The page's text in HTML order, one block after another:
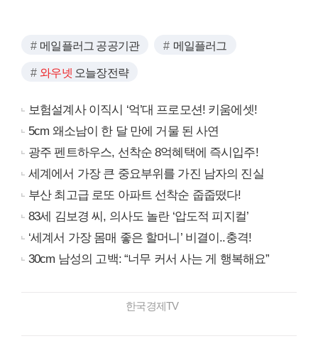
메일플러그 공공기관 메일플러그
와우넷 오늘장전략
보험설계사 이직시 ‘억’대 프로모션! 키움에셋!
5cm 왜소남이 한 달 만에 거물 된 사연
광주 펜트하우스, 선착순 8억혜택에 즉시입주!
세계에서 가장 큰 중요부위를 가진 남자의 진실
부산 최고급 로또 아파트 선착순 줍줍떴다!
83세 김보경 씨, 의사도 놀란 ‘압도적 피지컬’
‘세계서 가장 몸매 좋은 할머니’ 비결이..충격!
30cm 남성의 고백: “너무 커서 사는 게 행복해요”
한국경제TV